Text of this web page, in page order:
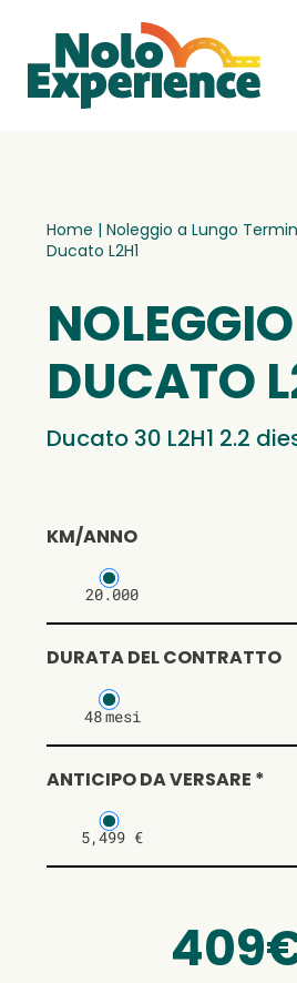
Home | Noleggio a Lungo
Ducato L2H1
DUCATO
Ducato 30 L2H1 2.2
KM/ANNO
20.000
DURATA DEL CONTRATTO
48mesi
ANTICIPO DA VERSARE *
5,499 €